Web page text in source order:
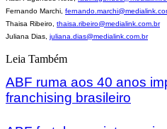
Fernando Marchi,
Thaisa Ribeiro, thaisa.ribeiro@medialink.com.br
Juliana Dias, juliana.dias@medialink.com.br
Leia Também
ABF ruma aos 40 anos
franchising brasileiro